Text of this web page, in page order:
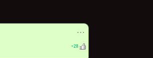
⋯
+28